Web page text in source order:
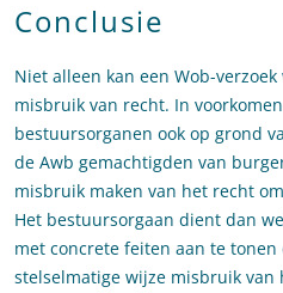
Conclusie
Niet alleen kan een Wob-
misbruik van recht. In
bestuursorganen ook op grond
de Awb gemachtigden van
misbruik maken van het recht
Het bestuursorgaan dient dan
met concrete feiten aan te
stelselmatige wijze misbruik